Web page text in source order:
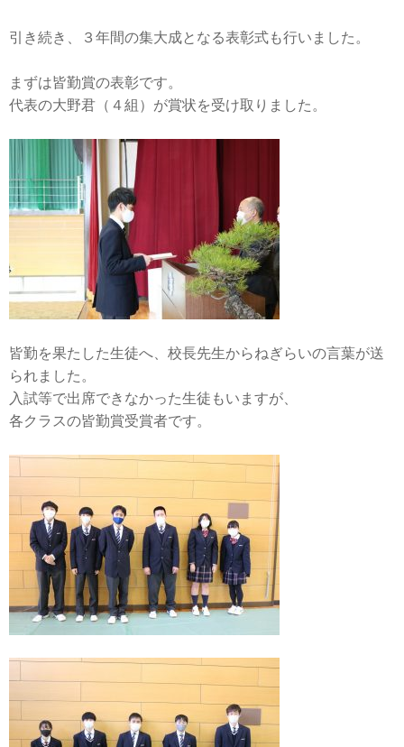
引き続き、３年間の集大成となる表彰式も行いました。
まずは皆勤賞の表彰です。
代表の大野君（４組）が賞状を受け取りました。
皆勤を果たした生徒へ、校長先生からねぎらいの言葉が送
られました。
入試等で出席できなかった生徒もいますが、
各クラスの皆勤賞受賞者です。